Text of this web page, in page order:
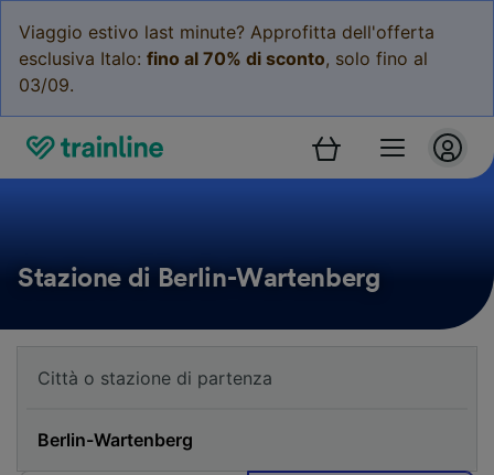
Viaggio estivo last minute? Approfitta dell'offerta
esclusiva Italo: fino al 70% di sconto, solo fino al
03/09.
Stazione di Berlin-Wartenberg